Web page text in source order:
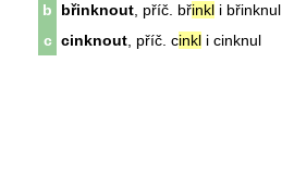
b břinknout , příč. břinkl i břinknul
c cinknout , příč. cinkl i cinknul